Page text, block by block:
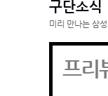
구단소식
미리 만나는 삼
프리